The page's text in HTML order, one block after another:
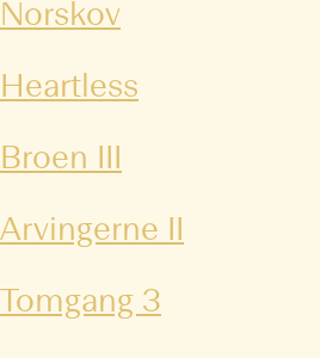
Norskov
Heartless
Broen III
Arvingerne II
Tomgang 3